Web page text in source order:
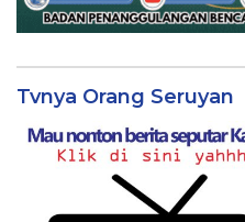
Tvnya Orang Seruyan